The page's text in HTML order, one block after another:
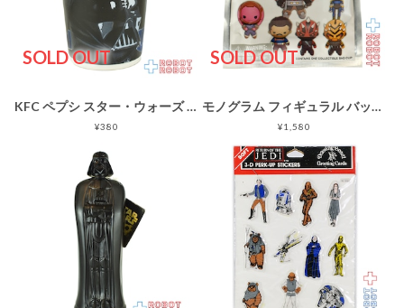
SOLD OUT
KFC ペプシ スター・ウォーズ ダース・ベイダー プラスチックカップ 1996
¥380
SOLD OUT
モノグラム フィギュラル バッグ クリップ スター・ウォーズ モール / シャドウ・ロード 1パック 未開封
¥1,580